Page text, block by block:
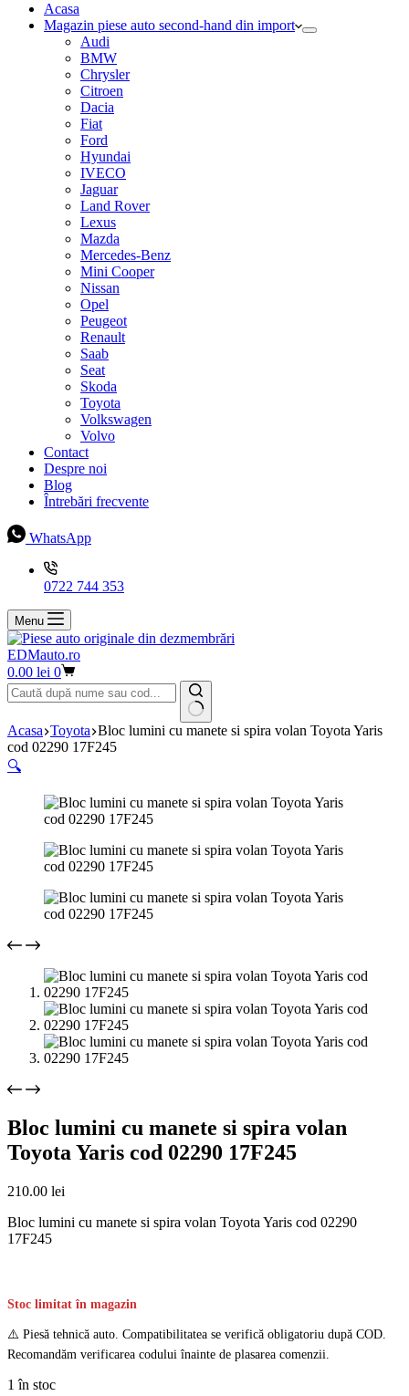
cumpărături
Acasa
Magazin piese auto second-hand din import
Audi
BMW
Chrysler
Citroen
Dacia
Fiat
Ford
Hyundai
IVECO
Jaguar
Land Rover
Lexus
Mazda
Mercedes-Benz
Mini Cooper
Nissan
Opel
Peugeot
Renault
Saab
Seat
Skoda
Toyota
Volkswagen
Volvo
Contact
Despre noi
Blog
Întrebări frecvente
WhatsApp
0722 744 353
Menu
EDMauto.ro
Coș
de
cumpărături
0.00 lei 0
Niciun
rezultat
Acasa Toyota Bloc lumini cu manete si spira volan Toyota Yaris
cod 02290 17F245
🔍
Bloc lumini cu manete si spira volan
Toyota Yaris cod 02290 17F245
210.00 lei
Bloc lumini cu manete si spira volan Toyota Yaris cod 02290
17F245
Stoc limitat în magazin
⚠️ Piesă tehnică auto. Compatibilitatea se verifică obligatoriu după COD.
Recomandăm verificarea codului înainte de plasarea comenzii.
1 în stoc